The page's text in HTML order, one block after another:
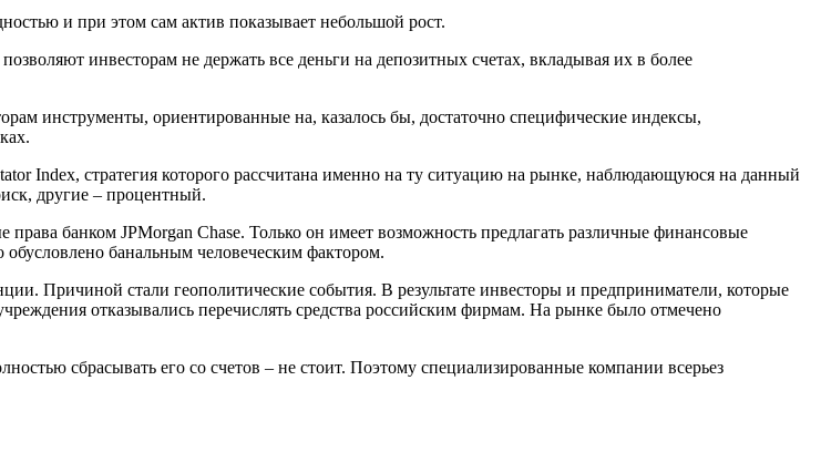
и при этом сам актив показывает небольшой рост.
инвесторам не держать все деньги на депозитных счетах, вкладывая их в более
инструменты, ориентированные на, казалось бы, достаточно специфические индексы,
Index, стратегия которого рассчитана именно на ту ситуацию на рынке, наблюдающуюся на данный
другие – процентный.
банком JPMorgan Chase. Только он имеет возможность предлагать различные финансовые
банальным человеческим фактором.
Причиной стали геополитические события. В результате инвесторы и предприниматели, которые
отказывались перечислять средства российским фирмам. На рынке было отмечено
сбрасывать его со счетов – не стоит. Поэтому специализированные компании всерьез